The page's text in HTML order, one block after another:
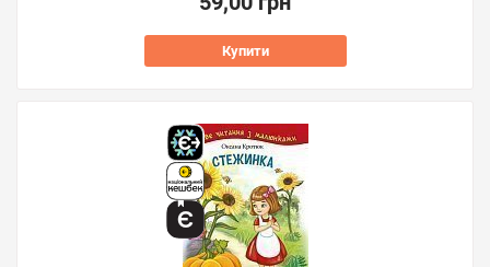
Купити